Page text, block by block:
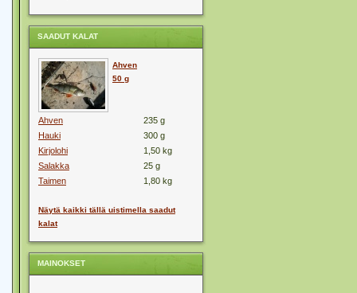
SAADUT KALAT
Ahven
50 g
Ahven
235 g
Hauki
300 g
Kirjolohi
1,50 kg
Salakka
25 g
Taimen
1,80 kg
Näytä kaikki tällä uistimella saadut
kalat
MAINOKSET